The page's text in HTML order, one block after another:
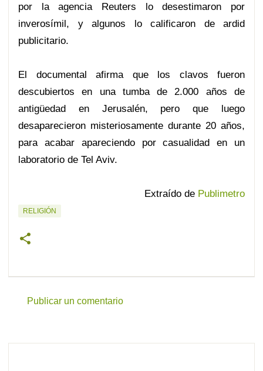
por la agencia Reuters lo desestimaron por
inverosímil, y algunos lo calificaron de ardid
publicitario.
El documental afirma que los clavos fueron
descubiertos en una tumba de 2.000 años de
antigüedad en Jerusalén, pero que luego
desaparecieron misteriosamente durante 20 años,
para acabar apareciendo por casualidad en un
laboratorio de Tel Aviv.
Extraído de Publimetro
RELIGIÓN
m
Publicar un comentario